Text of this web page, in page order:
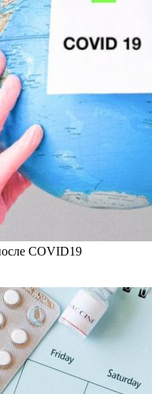
COVID19